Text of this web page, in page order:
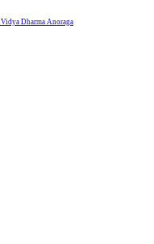
Vidya Dharma Anoraga